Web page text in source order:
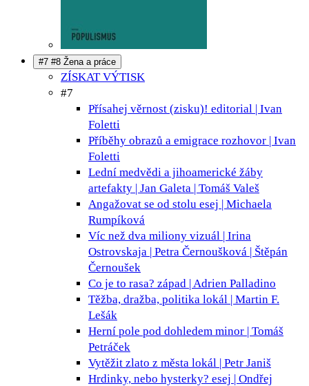
#7 #8 Žena a práce
ZÍSKAT VÝTISK
#7
Přísahej věrnost (zisku)! editorial | Ivan
Foletti
Příběhy obrazů a emigrace rozhovor | Ivan
Foletti
Lední medvědi a jihoamerické žáby
artefakty | Jan Galeta | Tomáš Valeš
Angažovat se od stolu esej | Michaela
Rumpíková
Víc než dva miliony vizuál | Irina
Ostrovskaja | Petra Černoušková | Štěpán
Černoušek
Co je to rasa? západ | Adrien Palladino
Těžba, dražba, politika lokál | Martin F.
Lešák
Herní pole pod dohledem minor | Tomáš
Petráček
Vytěžit zlato z města lokál | Petr Janiš
Hrdinky, nebo hysterky? esej | Ondřej